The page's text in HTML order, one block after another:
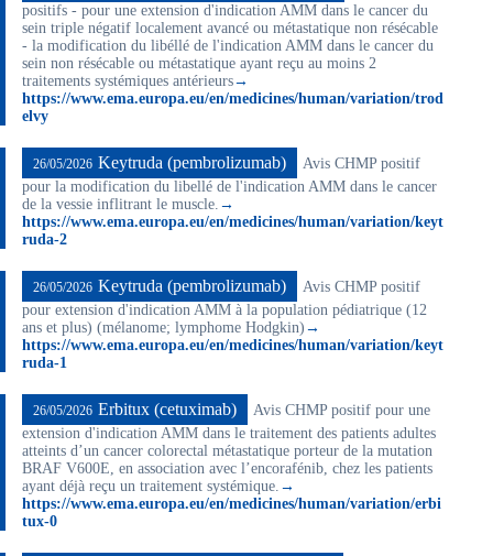
positifs - pour une extension d'indication AMM dans le cancer du
sein triple négatif localement avancé ou métastatique non résécable
- la modification du libéllé de l'indication AMM dans le cancer du
sein non résécable ou métastatique ayant reçu au moins 2
traitements systémiques antérieurs→
https://www.ema.europa.eu/en/medicines/human/variation/trod
elvy
26/05/2026 Keytruda (pembrolizumab)
Avis CHMP positif
pour la modification du libellé de l'indication AMM dans le cancer
de la vessie inflitrant le muscle. →
https://www.ema.europa.eu/en/medicines/human/variation/keyt
ruda-2
26/05/2026 Keytruda (pembrolizumab)
Avis CHMP positif
pour extension d'indication AMM à la population pédiatrique (12
ans et plus) (mélanome; lymphome Hodgkin) →
https://www.ema.europa.eu/en/medicines/human/variation/keyt
ruda-1
26/05/2026 Erbitux (cetuximab)
Avis CHMP positif pour une
extension d'indication AMM dans le traitement des patients adultes
atteints d’un cancer colorectal métastatique porteur de la mutation
BRAF V600E, en association avec l’encorafénib, chez les patients
ayant déjà reçu un traitement systémique. →
https://www.ema.europa.eu/en/medicines/human/variation/erbi
tux-0